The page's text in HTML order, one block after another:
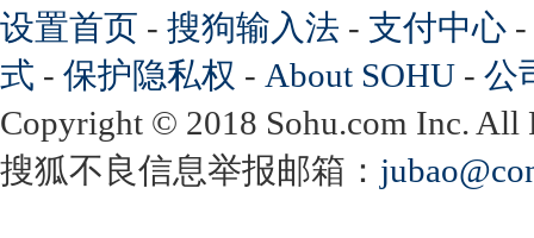
设置首页 - 搜狗输入法 - 支付中心 -
式 - 保护隐私权 - About SOHU - 公
Copyright © 2018 Sohu.com Inc.
搜狐不良信息举报邮箱：